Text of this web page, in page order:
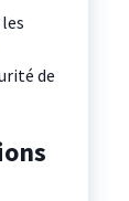
de